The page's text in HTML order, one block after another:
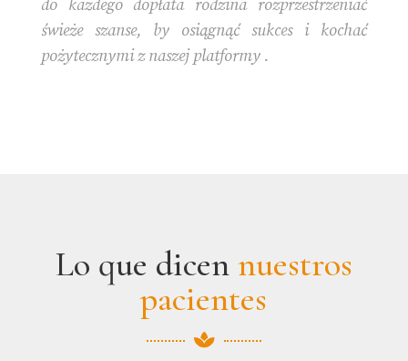
do każdego dopłata rodzina rozprzestrzeniać
świeże szanse, by osiągnąć sukces i kochać
pożytecznymi z naszej platformy .
Lo que dicennuestros
pacientes
